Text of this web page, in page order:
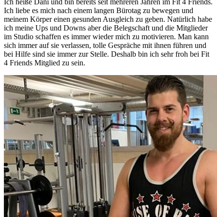
Ich heiße Dani und bin bereits seit mehreren Jahren im Fit 4 Friends.
Ich liebe es mich nach einem langen Bürotag zu bewegen und
meinem Körper einen gesunden Ausgleich zu geben. Natürlich habe
ich meine Ups und Downs aber die Belegschaft und die Mitglieder
im Studio schaffen es immer wieder mich zu motivieren. Man kann
sich immer auf sie verlassen, tolle Gespräche mit ihnen führen und
bei Hilfe sind sie immer zur Stelle. Deshalb bin ich sehr froh bei Fit
4 Friends Mitglied zu sein.